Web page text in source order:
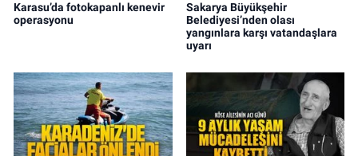
Karasu’da fotokapanlı kenevir
operasyonu
Sakarya Büyükşehir
Belediyesi’nden olası
yangınlara karşı vatandaşlara
uyarı